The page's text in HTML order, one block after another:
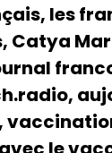
les
Catya